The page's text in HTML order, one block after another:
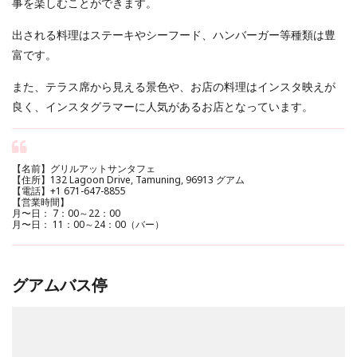
出される料理はステーキやシーフード、ハンバーガー等種類は豊
富です。
また、テラス席から見える景色や、お店の料理はインスタ映えが
良く、インスタグラマーに人気があるお店となっています。
【名前】グリルアットサンタフェ
【住所】132 Lagoon Drive, Tamuning, 96913 グアム
【電話】+1 671-647-8855
【営業時間】
月〜日： 7：00～22：00
月〜日： 11：00～24：00（バー）
グアムバス停